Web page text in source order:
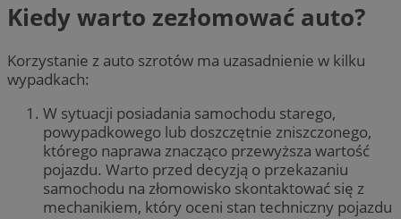
Kiedy warto zezłomować auto?
Korzystanie z auto szrotów ma uzasadnienie w kilku
wypadkach:
W sytuacji posiadania samochodu starego,
powypadkowego lub doszczętnie zniszczonego,
którego naprawa znacząco przewyższa wartość
pojazdu. Warto przed decyzją o przekazaniu
samochodu na złomowisko skontaktować się z
mechanikiem, który oceni stan techniczny pojazdu